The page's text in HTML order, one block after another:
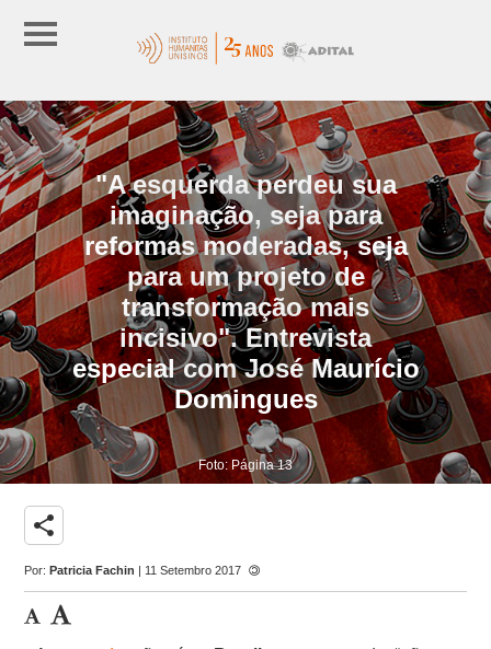
"A esquerda perdeu sua
imaginação, seja para
reformas moderadas, seja
para um projeto de
transformação mais
incisivo". Entrevista
especial com José Maurício
Domingues
Foto: Página 13
share
Por:Patricia Fachin | 11 Setembro 2017